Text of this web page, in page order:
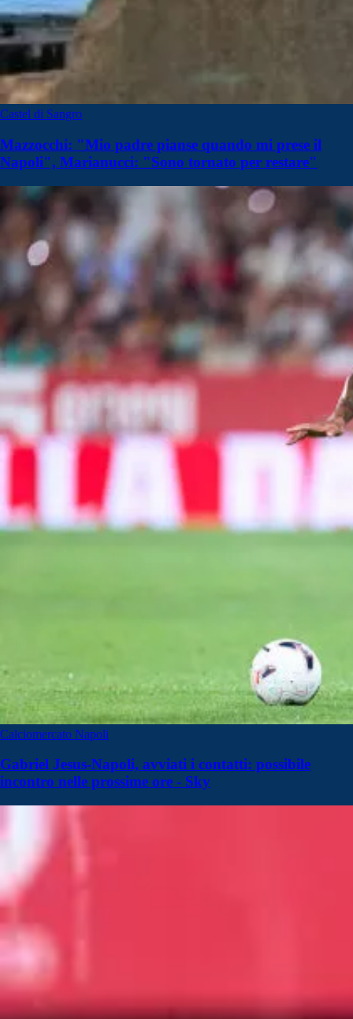
Castel di Sangro
Mazzocchi: "Mio padre pianse quando mi prese il
Napoli", Marianucci: "Sono tornato per restare"
Calciomercato Napoli
Gabriel Jesus-Napoli, avviati i contatti: possibile
incontro nelle prossime ore - Sky